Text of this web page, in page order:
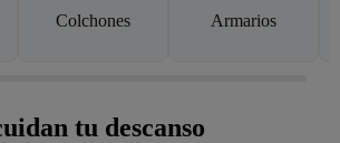
Colchones Armarios
tu descanso